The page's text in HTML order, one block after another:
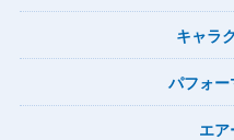
キャラ
パフォー
エア